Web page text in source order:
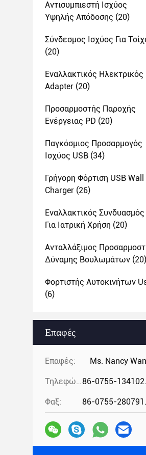
Αντισυμπιεστή Ισχύος
Υψηλής Απόδοσης (20)
Σύνδεσμος Ισχύος Για
(20)
Εναλλακτικός Ηλεκτρικός
Adapter (20)
Προσαρμοστής Παροχής
Ενέργειας PD (20)
Παγκόσμιος Προσαρμογός
Ισχύος USB (34)
Γρήγορη Φόρτιση USB Wall
Charger (26)
Εναλλακτικός Συνδυασμός
Για Ιατρική Χρήση (20)
Ανταλλάξιμος
Δύναμης Βουλωμάτων (20)
Φορτιστής Αυτοκινήτων
(6)
Επαφές
Επαφές: Ms. Nancy
Τηλεφώνημα: 86-
Φαξ: